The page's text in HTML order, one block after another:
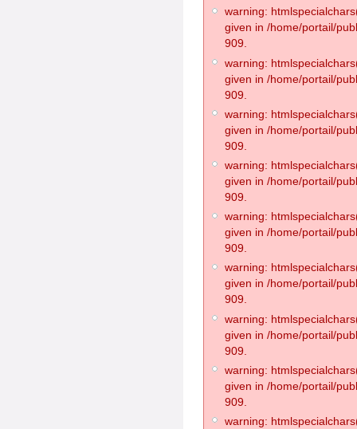
warning:
given in /home/portail/
909.
warning:
given in /home/portail/
909.
warning:
given in /home/portail/
909.
warning:
given in /home/portail/
909.
warning:
given in /home/portail/
909.
warning:
given in /home/portail/
909.
warning:
given in /home/portail/
909.
warning:
given in /home/portail/
909.
warning: